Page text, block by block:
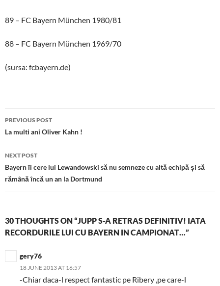
89 – FC Bayern München 1980/81
88 – FC Bayern München 1969/70
(sursa: fcbayern.de)
Post
navigation
PREVIOUS POST
La multi ani Oliver Kahn !
NEXT POST
Bayern îi cere lui Lewandowski să nu semneze cu altă echipă și să
rămână încă un an la Dortmund
30 THOUGHTS ON “JUPP S-A RETRAS DEFINITIV! IATA
RECORDURILE LUI CU BAYERN IN CAMPIONAT…”
gery76
18 JUNE 2013 AT 16:57
-Chiar daca-l respect fantastic pe Ribery ,pe care-l